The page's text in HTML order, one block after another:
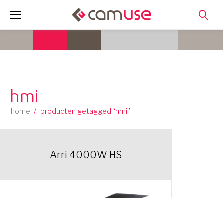
hmi
home / producten getagged “hmi”
Arri 4000W HS